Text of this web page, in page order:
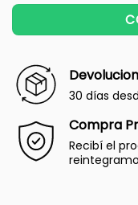
30 días
Compra
Recibí el